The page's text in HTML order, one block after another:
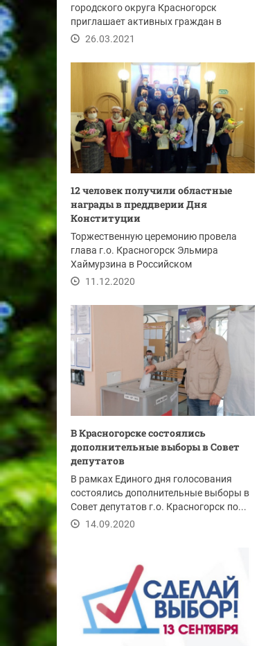
городского округа Красногорск
приглашает активных граждан в
возрасте от 16 до 35 лет...
26.03.2021
12 человек получили областные
награды в преддверии Дня
Конституции
Торжественную церемонию провела
глава г.о. Красногорск Эльмира
Хаймурзина в Российском
государственном архиве...
11.12.2020
В Красногорске состоялись
дополнительные выборы в Совет
депутатов
В рамках Единого дня голосования
состоялись дополнительные выборы в
Совет депутатов г.о. Красногорск по...
14.09.2020